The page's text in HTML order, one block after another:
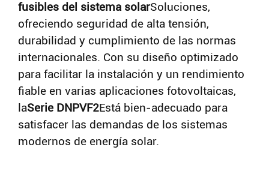
fusibles del sistema solarSoluciones,
ofreciendo seguridad de alta tensión,
durabilidad y cumplimiento de las normas
internacionales. Con su diseño optimizado
para facilitar la instalación y un rendimiento
fiable en varias aplicaciones fotovoltaicas,
laSerie DNPVF2Está bien-adecuado para
satisfacer las demandas de los sistemas
modernos de energía solar.